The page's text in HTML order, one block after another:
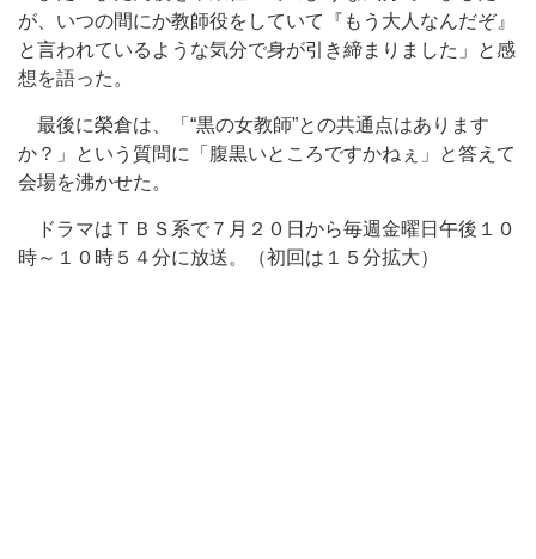
が、いつの間にか教師役をしていて『もう大人なんだぞ』
と言われているような気分で身が引き締まりました」と感
想を語った。
最後に榮倉は、「“黒の女教師”との共通点はあります
か？」という質問に「腹黒いところですかねぇ」と答えて
会場を沸かせた。
ドラマはＴＢＳ系で７月２０日から毎週金曜日午後１０
時～１０時５４分に放送。（初回は１５分拡大）